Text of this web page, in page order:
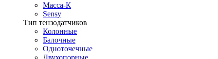
Масса-К
Sensy
Тип тензодатчиков
Колонные
Балочные
Одноточечные
Двухопорные